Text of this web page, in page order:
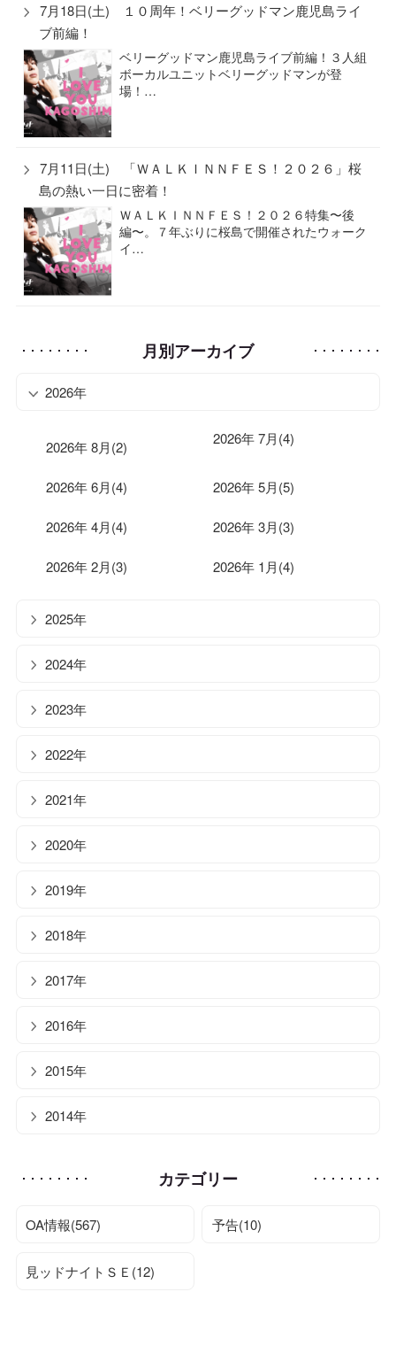
7月18日(土) １０周年！ベリーグッドマン鹿児島ライ
ブ前編！
ベリーグッドマン鹿児島ライブ前編！３人組
ボーカルユニットベリーグッドマンが登
場！…
7月11日(土) 「ＷＡＬＫＩＮＮＦＥＳ！２０２６」桜
島の熱い一日に密着！
ＷＡＬＫＩＮＮＦＥＳ！２０２６特集〜後
編〜。７年ぶりに桜島で開催されたウォーク
イ…
月別アーカイブ
2026年
2026年 8月(2) 2026年 7月(4)
2026年 6月(4) 2026年 5月(5)
2026年 4月(4) 2026年 3月(3)
2026年 2月(3) 2026年 1月(4)
2025年
2024年
2023年
2022年
2021年
2020年
2019年
2018年
2017年
2016年
2015年
2014年
カテゴリー
OA情報(567) 予告(10)
見ッドナイトＳＥ(12)